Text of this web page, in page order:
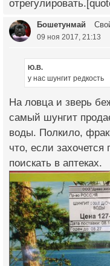
Бошетунмай
09 ноя 2017, 21:13
Ю.В.
у нас шунгит редкость
На ловца и зверь
самый шунгит
воды. Полкило,
что, если
поискать в аптеках.